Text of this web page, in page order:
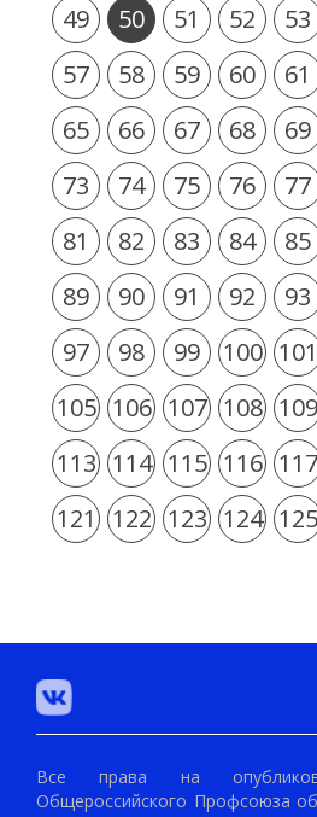
49
50 51 52 53
57
58 59 60 61
65
66 67 68 69
73
74 75 76 77
81
82 83 84 85
89
90 91 92 93
97
98 99 100 101
105 106 107 108 109
113 114 115 116 117
121 122 123 124 125
Все права на
Общероссийского Профсоюза